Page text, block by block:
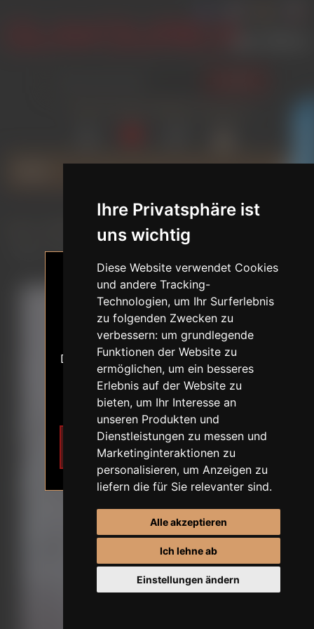
Ihre Privatsphäre ist
uns wichtig
Diese Website verwendet Cookies
und andere Tracking-
Technologien, um Ihr Surferlebnis
zu folgenden Zwecken zu
verbessern: um grundlegende
Funktionen der Website zu
ermöglichen, um ein besseres
Erlebnis auf der Website zu
bieten, um Ihr Interesse an
unseren Produkten und
Dienstleistungen zu messen und
Marketinginteraktionen zu
personalisieren, um Anzeigen zu
liefern die für Sie relevanter sind.
Alle akzeptieren
Ich lehne ab
Einstellungen ändern
JIUSHENG DOLLS /
Nicole / 150 / Brustkörbchen D / TPE-Sexpuppe mit SilikonkopfGLAMOURICA CLUB RABATT
ALTERSVERIFIKATION
18+
Der Inhalt der Website stellt sexuelle
Themen dar.
Ich bin 18 Jahre alt oder älter.
Ich möchte
teilnehmen
Verlassen